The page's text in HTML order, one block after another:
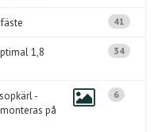
41
1,8
34
-
på
6